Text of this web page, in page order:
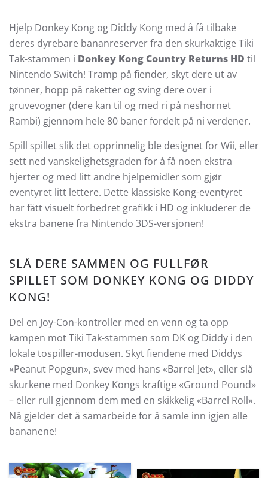
Hjelp Donkey Kong og Diddy Kong med å få tilbake
deres dyrebare bananreserver fra den skurkaktige Tiki
Tak-stammen i Donkey Kong Country Returns HD til
Nintendo Switch! Tramp på fiender, skyt dere ut av
tønner, hopp på raketter og sving dere over i
gruvevogner (dere kan til og med ri på neshornet
Rambi) gjennom hele 80 baner fordelt på ni verdener.
Spill spillet slik det opprinnelig ble designet for Wii, eller
sett ned vanskelighetsgraden for å få noen ekstra
hjerter og med litt andre hjelpemidler som gjør
eventyret litt lettere. Dette klassiske Kong-eventyret
har fått visuelt forbedret grafikk i HD og inkluderer de
ekstra banene fra Nintendo 3DS-versjonen!
SLÅ DERE SAMMEN OG FULLFØR
SPILLET SOM DONKEY KONG OG DIDDY
KONG!
Del en Joy-Con-kontroller med en venn og ta opp
kampen mot Tiki Tak-stammen som DK og Diddy i den
lokale tospiller-modusen. Skyt fiendene med Diddys
«Peanut Popgun», svev med hans «Barrel Jet», eller slå
skurkene med Donkey Kongs kraftige «Ground Pound»
– eller rull gjennom dem med en skikkelig «Barrel Roll».
Nå gjelder det å samarbeide for å samle inn igjen alle
bananene!